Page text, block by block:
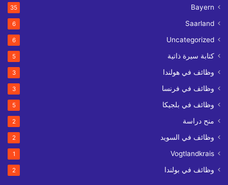
Bayern
35
Saarland
6
Uncategorized
6
كتابة سيرة ذاتية 5
وظائف في هولندا 3
وظائف في فرنسا 3
وظائف في بلجيكا 5
منح دراسة 2
وظائف في السويد 2
Vogtlandkrais
1
وظائف في بولندا 2